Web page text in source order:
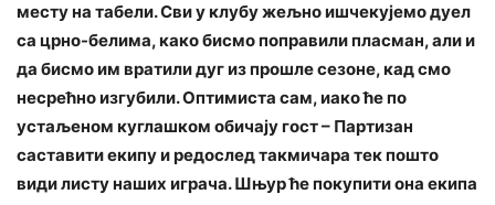
месту на табели. Сви у клубу жељно ишчекујемо дуел
са црно-белима, како бисмо поправили пласман, али и
да бисмо им вратили дуг из прошле сезоне, кад смо
несрећно изгубили. Оптимиста сам, иако ће по
устаљеном куглашком обичају гост – Партизан
саставити екипу и редослед такмичара тек пошто
види листу наших играча. Шњур ће покупити она екипа